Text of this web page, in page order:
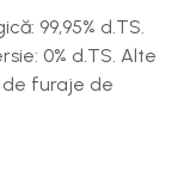
99,95% d.TS.
0% d.TS. Alte
de furaje de